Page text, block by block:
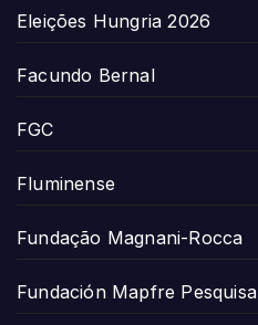
Eleições Hungria 2026
Facundo Bernal
FGC
Fluminense
Fundação Magnani-Rocca
Fundación Mapfre Pesquisa